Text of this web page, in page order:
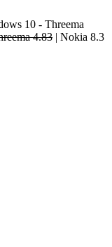
10 - Threema
4.83 | Nokia 8.3